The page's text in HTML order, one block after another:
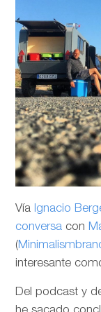
Vía Ignacio
conversa con
(
interesante
Del podcast y